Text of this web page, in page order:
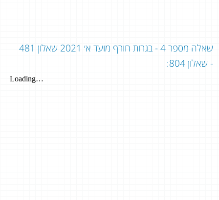
שאלה מספר 4 - בגרות חורף מועד א׳ 2021 שאלון 481
- שאלון 804: